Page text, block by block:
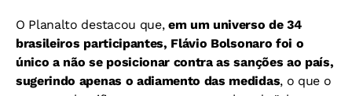
O Planalto destacou que, em um universo de 34
brasileiros participantes, Flávio Bolsonaro foi o
único a não se posicionar contra as sanções ao país,
sugerindo apenas o adiamento das medidas, o que o